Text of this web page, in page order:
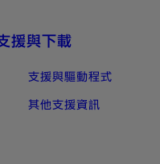
援與下載
支援與驅動程式
其他支援資訊